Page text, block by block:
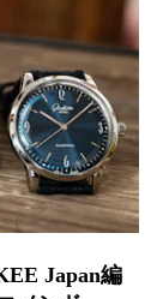
Japan編